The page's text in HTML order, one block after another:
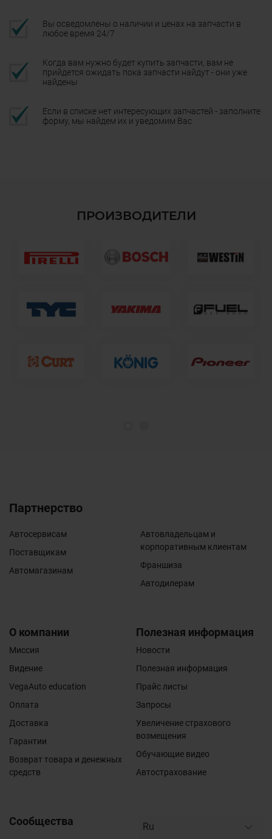
Вы осведомлены о наличии и ценах на запчасти в
любое время 24/7
Когда вам нужно будет купить запчасти, вам не
прийдется ожидать пока запчасти найдут - они уже
найдены
Если в списке нет интересующих запчастей - заполните
форму, мы найдем их и уведомим Вас
ПРОИЗВОДИТЕЛИ
Партнерство
Автосервисам
Поставщикам
Автомагазинам
Автовладельцам и
корпоративным клиентам
Франшиза
Автодилерам
О компании
Миссия
Видение
VegaAuto education
Оплата
Доставка
Гарантии
Возврат товара и денежных
средств
Полезная информация
Новости
Полезная информация
Прайс листы
Запросы
Увеличение страхового
возмещения
Обучающие видео
Автострахование
Сообщества